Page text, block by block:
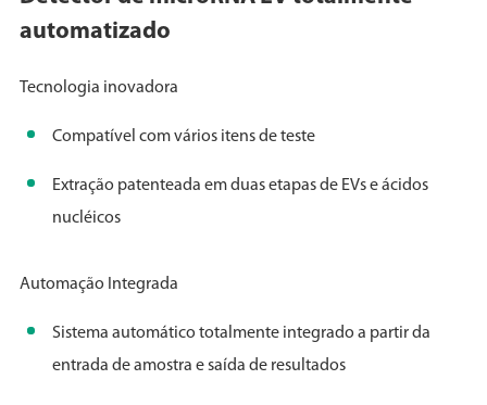
automatizado
Tecnologia inovadora
Compatível com vários itens de teste
Extração patenteada em duas etapas de EVs e ácidos
nucléicos
Automação Integrada
Sistema automático totalmente integrado a partir da
entrada de amostra e saída de resultados